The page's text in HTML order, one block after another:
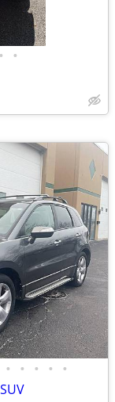
• •
• • • • •